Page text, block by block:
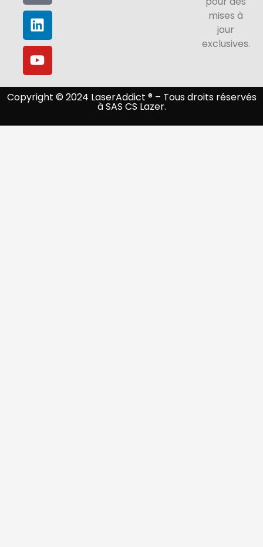
mises à
jour
exclusives.
Copyright © 2024 LaserAddict ® – Tous droits réservés
à SAS CS Lazer.